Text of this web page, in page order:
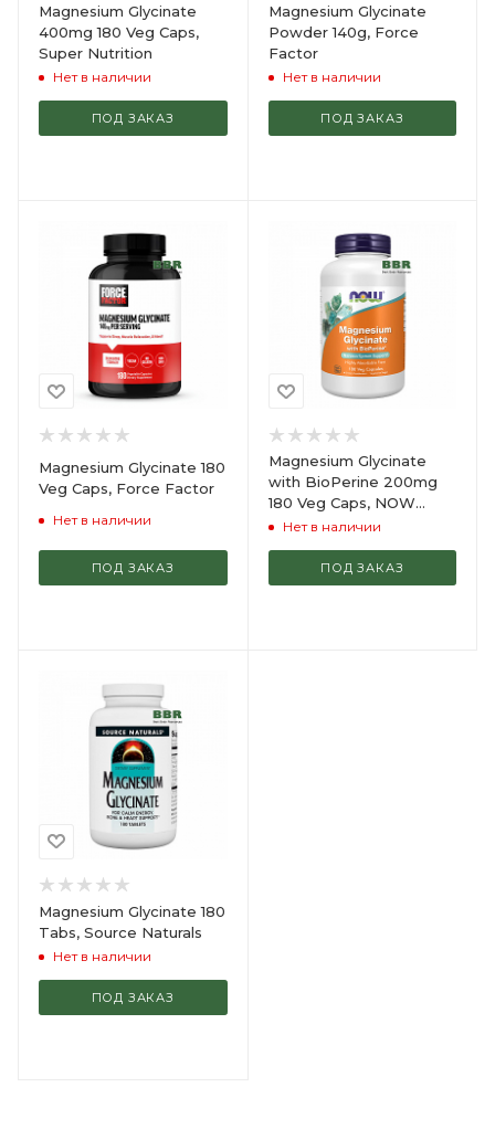
Magnesium Glycinate
400mg 180 Veg Caps,
Super Nutrition
Нет в наличии
ПОД ЗАКАЗ
Magnesium Glycinate
Powder 140g, Force
Factor
Нет в наличии
ПОД ЗАКАЗ
Magnesium Glycinate 180
Veg Caps, Force Factor
Нет в наличии
ПОД ЗАКАЗ
Magnesium Glycinate
with BioPerine 200mg
180 Veg Caps, NOW
Foods
Нет в наличии
ПОД ЗАКАЗ
Magnesium Glycinate 180
Tabs, Source Naturals
Нет в наличии
ПОД ЗАКАЗ